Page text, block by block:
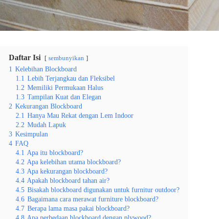
Daftar Isi sembunyikan
1 Kelebihan Blockboard
1.1 Lebih Terjangkau dan Fleksibel
1.2 Memiliki Permukaan Halus
1.3 Tampilan Kuat dan Elegan
2 Kekurangan Blockboard
2.1 Hanya Mau Rekat dengan Lem Indoor
2.2 Mudah Lapuk
3 Kesimpulan
4 FAQ
4.1 Apa itu blockboard?
4.2 Apa kelebihan utama blockboard?
4.3 Apa kekurangan blockboard?
4.4 Apakah blockboard tahan air?
4.5 Bisakah blockboard digunakan untuk furnitur outdoor?
4.6 Bagaimana cara merawat furniture blockboard?
4.7 Berapa lama masa pakai blockboard?